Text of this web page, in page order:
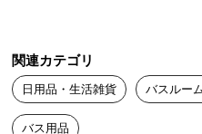
て
開
梱
関連カテゴリ
日用品・生活雑貨 バスルー
バス用品